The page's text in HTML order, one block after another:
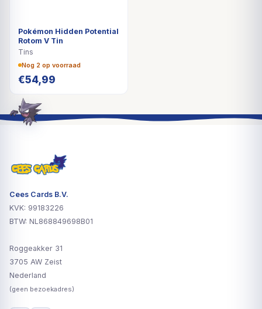
Pokémon Hidden Potential
Rotom V Tin
Tins
Nog 2 op voorraad
€54,99
Cees Cards B.V.
KVK: 99183226
BTW: NL868849698B01
Roggeakker 31
3705 AW Zeist
Nederland
(geen bezoekadres)